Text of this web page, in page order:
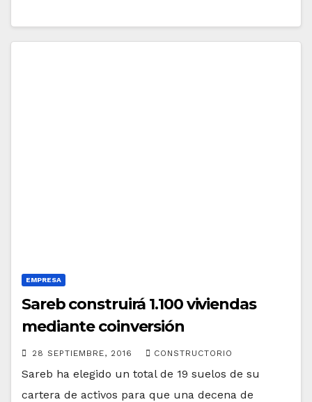
EMPRESA
Sareb construirá 1.100 viviendas
mediante coinversión
28 SEPTIEMBRE, 2016 CONSTRUCTORIO
Sareb ha elegido un total de 19 suelos de su
cartera de activos para que una decena de